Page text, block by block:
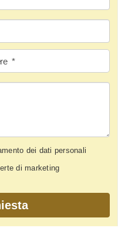
*
dei dati personali
di marketing